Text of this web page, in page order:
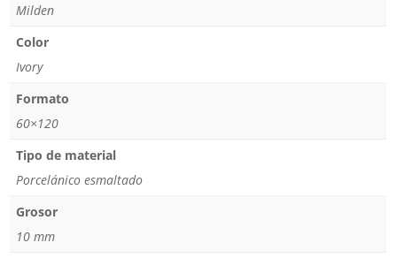
Milden
Color
Ivory
Formato
60×120
Tipo de material
Porcelánico esmaltado
Grosor
10 mm